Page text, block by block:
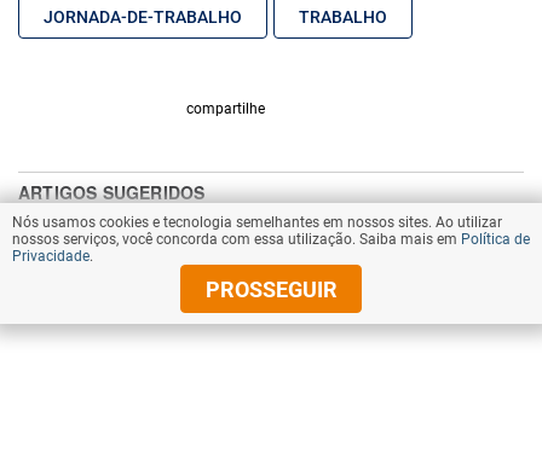
JORNADA-DE-TRABALHO TRABALHO
compartilhe
Nós usamos cookies e tecnologia semelhantes em nossos sites. Ao utilizar
nossos serviços, você concorda com essa utilização. Saiba mais em Política de
Privacidade.
PROSSEGUIR